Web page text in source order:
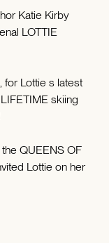
Katie Kirby
LOTTIE
for Lottie s latest
skiing
QUEENS OF
Lottie on her